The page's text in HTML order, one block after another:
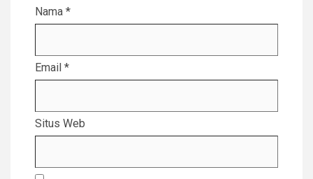
Nama *
Email *
Situs Web